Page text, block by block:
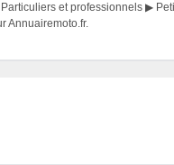
et professionnels ▶
Annuairemoto.fr.